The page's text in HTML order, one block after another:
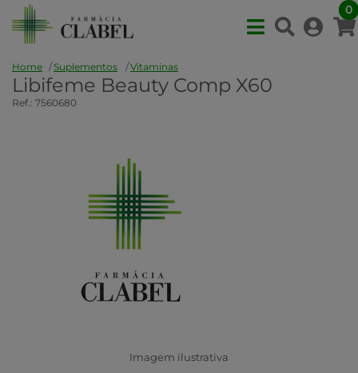
0
Home Suplementos Vitaminas
Libifeme Beauty Comp X60
Ref.: 7560680
Imagem ilustrativa